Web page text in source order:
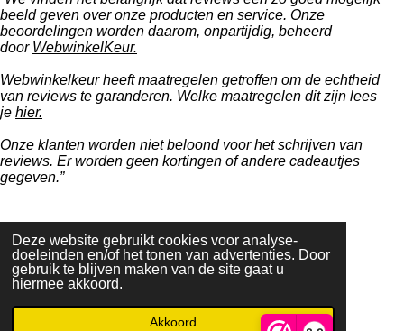
Deze website gebruikt cookies voor analyse-
doeleinden en/of het tonen van advertenties. Door
gebruik te blijven maken van de site gaat u
hiermee akkoord.
Akkoord
beeld geven over onze producten en service. Onze
beoordelingen worden daarom, onpartijdig, beheerd
door WebwinkelKeur.
Webwinkelkeur heeft maatregelen getroffen om de echtheid
van reviews te garanderen. Welke maatregelen dit zijn lees
je hier.
Onze klanten worden niet beloond voor het schrijven van
reviews. Er worden geen kortingen of andere cadeautjes
gegeven.”
F
a
c
e
W
h
a
t
I
n
s
t